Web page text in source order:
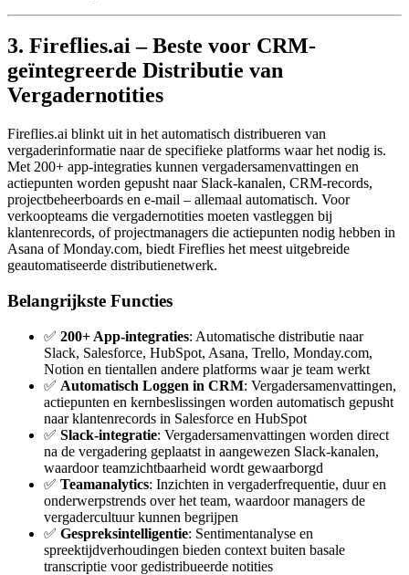
3. Fireflies.ai – Beste voor CRM-
geïntegreerde Distributie van
Vergadernotities
Fireflies.ai blinkt uit in het automatisch distribueren van
vergaderinformatie naar de specifieke platforms waar het nodig is.
Met 200+ app-integraties kunnen vergadersamenvattingen en
actiepunten worden gepusht naar Slack-kanalen, CRM-records,
projectbeheerboards en e-mail – allemaal automatisch. Voor
verkoopteams die vergadernotities moeten vastleggen bij
klantenrecords, of projectmanagers die actiepunten nodig hebben in
Asana of Monday.com, biedt Fireflies het meest uitgebreide
geautomatiseerde distributienetwerk.
Belangrijkste Functies
✅ 200+ App-integraties: Automatische distributie naar
Slack, Salesforce, HubSpot, Asana, Trello, Monday.com,
Notion en tientallen andere platforms waar je team werkt
✅ Automatisch Loggen in CRM: Vergadersamenvattingen,
actiepunten en kernbeslissingen worden automatisch gepusht
naar klantenrecords in Salesforce en HubSpot
✅ Slack-integratie: Vergadersamenvattingen worden direct
na de vergadering geplaatst in aangewezen Slack-kanalen,
waardoor teamzichtbaarheid wordt gewaarborgd
✅ Teamanalytics: Inzichten in vergaderfrequentie, duur en
onderwerpstrends over het team, waardoor managers de
vergadercultuur kunnen begrijpen
✅ Gespreksintelligentie: Sentimentanalyse en
spreektijdverhoudingen bieden context buiten basale
transcriptie voor gedistribueerde notities